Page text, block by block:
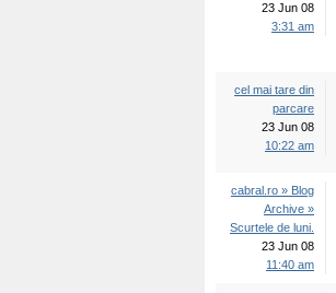
23 Jun 08
3:31 am
cel mai tare din
parcare
23 Jun 08
10:22 am
cabral.ro » Blog
Archive »
Scurtele de luni.
23 Jun 08
11:40 am